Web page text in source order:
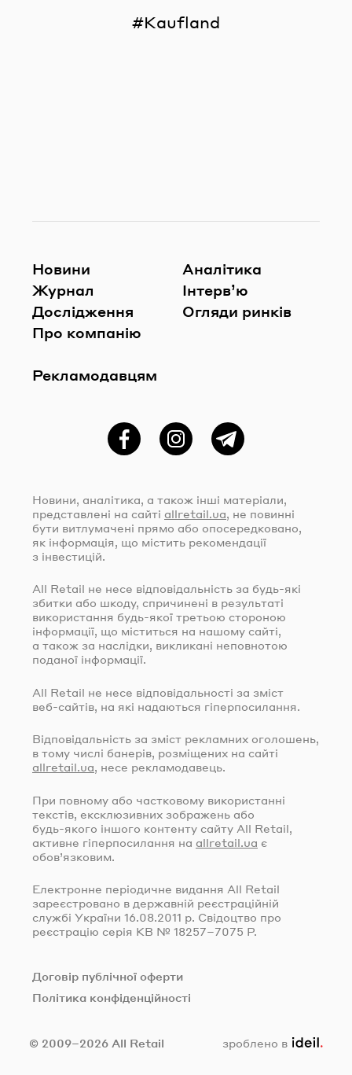
Kaufland
Новини
Журнал
Дослідження
Про компанію
Рекламодавцям
Аналітика
Інтерв’ю
Огляди ринків
ФейсбукInstagramTelegram
Новини, аналітика, а також інші матеріали,
представлені на сайті allretail.ua, не повинні
бути витлумачені прямо або опосередковано,
як інформація, що містить рекомендації
з інвестицій.
All Retail не несе відповідальність за будь-які
збитки або шкоду, спричинені в результаті
використання будь-якої третьою стороною
інформації, що міститься на нашому сайті,
а також за наслідки, викликані неповнотою
поданої інформації.
All Retail не несе відповідальності за зміст
веб-сайтів, на які надаються гіперпосилання.
Відповідальність за зміст рекламних оголошень,
в тому числі банерів, розміщених на сайті
allretail.ua, несе рекламодавець.
При повному або частковому використанні
текстів, ексклюзивних зображень або
будь-якого іншого контенту сайту All Retail,
активне гіперпосилання на allretail.ua є
обов’язковим.
Електронне періодичне видання All Retail
зареєстровано в державній реєстраційній
службі України 16.08.2011 р. Свідоцтво про
реєстрацію серія КВ № 18257–7075 Р.
Договір публічної оферти
Політика конфіденційності
© 2009–2026 All Retail зроблено в ideil.